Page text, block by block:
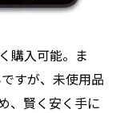
購入可能。ま
すが、未使用品
、賢く安く手に